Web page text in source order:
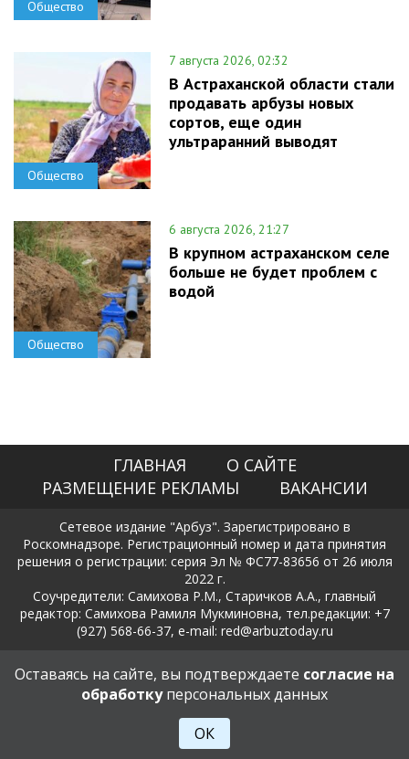
Общество
Общество
7 августа 2026, 02:32
В Астраханской области стали
продавать арбузы новых
сортов, еще один
ультраранний выводят
Общество
6 августа 2026, 21:27
В крупном астраханском селе
больше не будет проблем с
водой
ГЛАВНАЯ
О САЙТЕ
РАЗМЕЩЕНИЕ РЕКЛАМЫ
ВАКАНСИИ
Сетевое издание "Арбуз". Зарегистрировано в
Роскомнадзоре. Регистрационный номер и дата принятия
решения о регистрации: серия Эл № ФС77-83656 от 26 июля
2022 г.
Соучредители: Самихова Р.М., Старичков А.А., главный
редактор: Самихова Рамиля Мукминовна, тел.редакции: +7
(927) 568-66-37, e-mail: red@arbuztoday.ru
Политика в отношении обработки и защиты персональных
данных
18+
Оставаясь на сайте, вы подтверждаете согласие на
обработкуперсональных данных
ОК